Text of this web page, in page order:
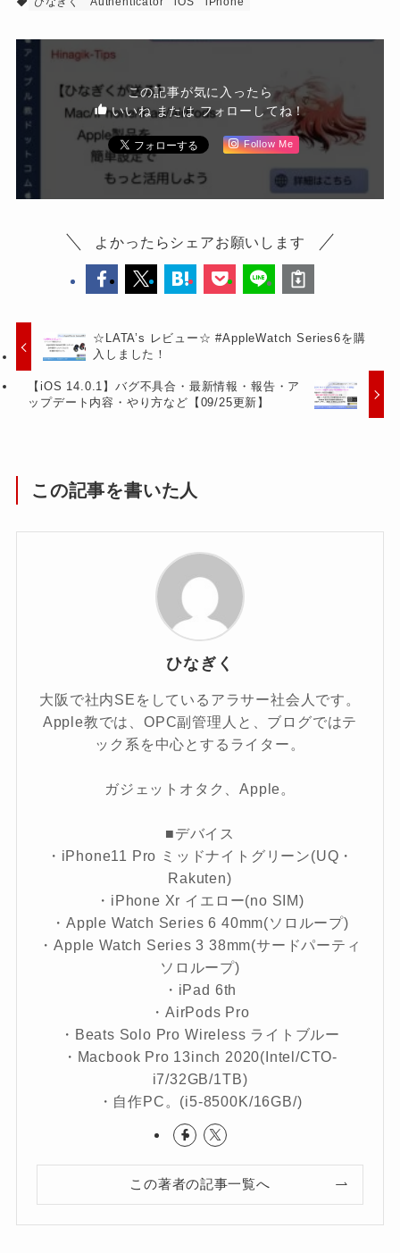
この記事が気に入ったら
いいね または フォローしてね！
Follow Me
よかったらシェアお願いします
☆LATA’s レビュー☆ #AppleWatch Series6を購
入しました！
【iOS 14.0.1】バグ不具合・最新情報・報告・ア
ップデート内容・やり方など【09/25更新】
この記事を書いた人
ひなぎく
大阪で社内SEをしているアラサー社会人です。
Apple教では、OPC副管理人と、ブログではテ
ック系を中心とするライター。
ガジェットオタク、Apple。
■デバイス
・iPhone11 Pro ミッドナイトグリーン(UQ・
Rakuten)
・iPhone Xr イエロー(no SIM)
・Apple Watch Series 6 40mm(ソロループ)
・Apple Watch Series 3 38mm(サードパーティ
ソロループ)
・iPad 6th
・AirPods Pro
・Beats Solo Pro Wireless ライトブルー
・Macbook Pro 13inch 2020(Intel/CTO-
i7/32GB/1TB)
・自作PC。(i5-8500K/16GB/)
この著者の記事一覧へ